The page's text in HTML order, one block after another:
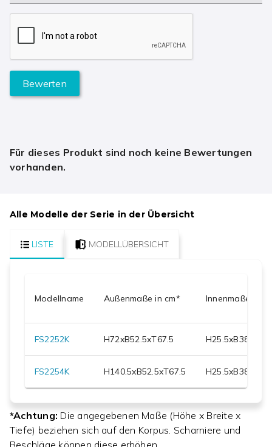
Bewerten
Für dieses Produkt sind noch keine Bewertungen
vorhanden.
Alle Modelle der Serie in der Übersicht
LISTE MODELLÜBERSICHT
Modellname Außenmaße in cm* Innenmaße in
FS2252K H72xB52.5xT67.5 H25.5xB38.5
FS2254K H140.5xB52.5xT67.5 H25.5xB38.5
*Achtung: Die angegebenen Maße (Höhe x Breite x
Tiefe) beziehen sich auf den Korpus. Scharniere und